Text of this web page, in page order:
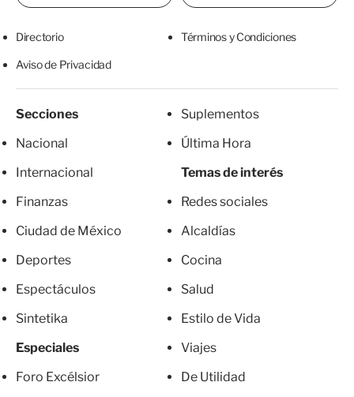
Directorio Términos y Condiciones
Aviso de Privacidad
Secciones
Nacional
Internacional
Finanzas
Ciudad de México
Deportes
Espectáculos
Sintetika
Especiales
Foro Excélsior
Suplementos
Última Hora
Temas de interés
Redes sociales
Alcaldías
Cocina
Salud
Estilo de Vida
Viajes
De Utilidad